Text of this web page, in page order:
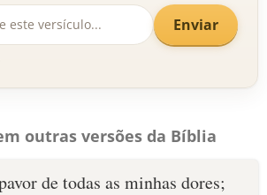
Enviar
outras versões da Bíblia
de todas as minhas dores;